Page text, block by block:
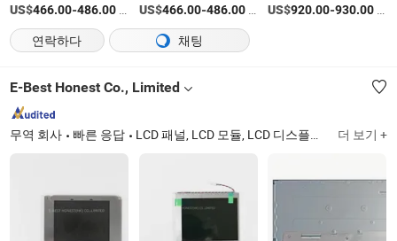
US$466.00-486.00 US$466.00-486.00/상품 US$920.00-930.00
연락하다
채팅
E-Best Honest Co., Limited
무역 회사 빠른 응답 LCD 패널, LCD 모듈, LCD 디스플레이, TFT LCD 모니터, 산업용 디스플레이 더 보기 +